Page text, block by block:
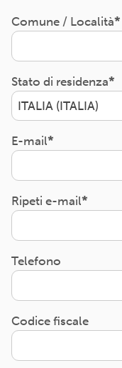
Comune / Località
Stato di residenza
ITALIA (ITALIA)
E-mail
Ripeti e-mail
Telefono
Codice fiscale